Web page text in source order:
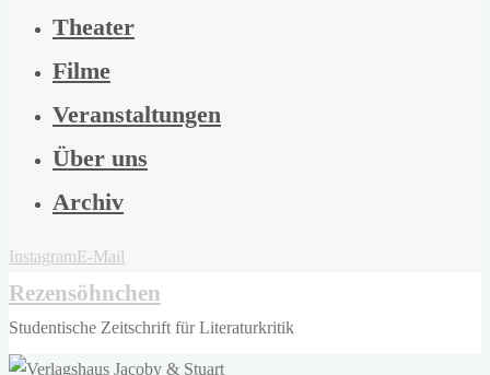
Theater
Filme
Veranstaltungen
Über uns
Archiv
InstagramE-Mail
Rezensöhnchen
Studentische Zeitschrift für Literaturkritik